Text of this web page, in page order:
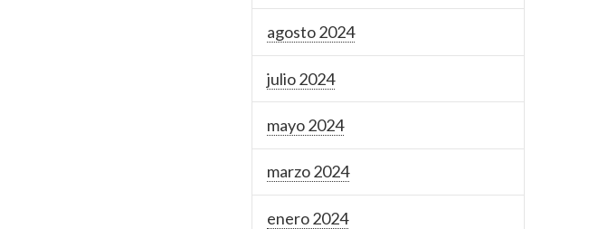
agosto 2024
julio 2024
mayo 2024
marzo 2024
enero 2024